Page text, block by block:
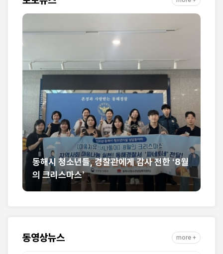
동해시 청소년들, 경찰관에게 감사 전한 ‘8월
의 크리스마스’
동영상뉴스 more +